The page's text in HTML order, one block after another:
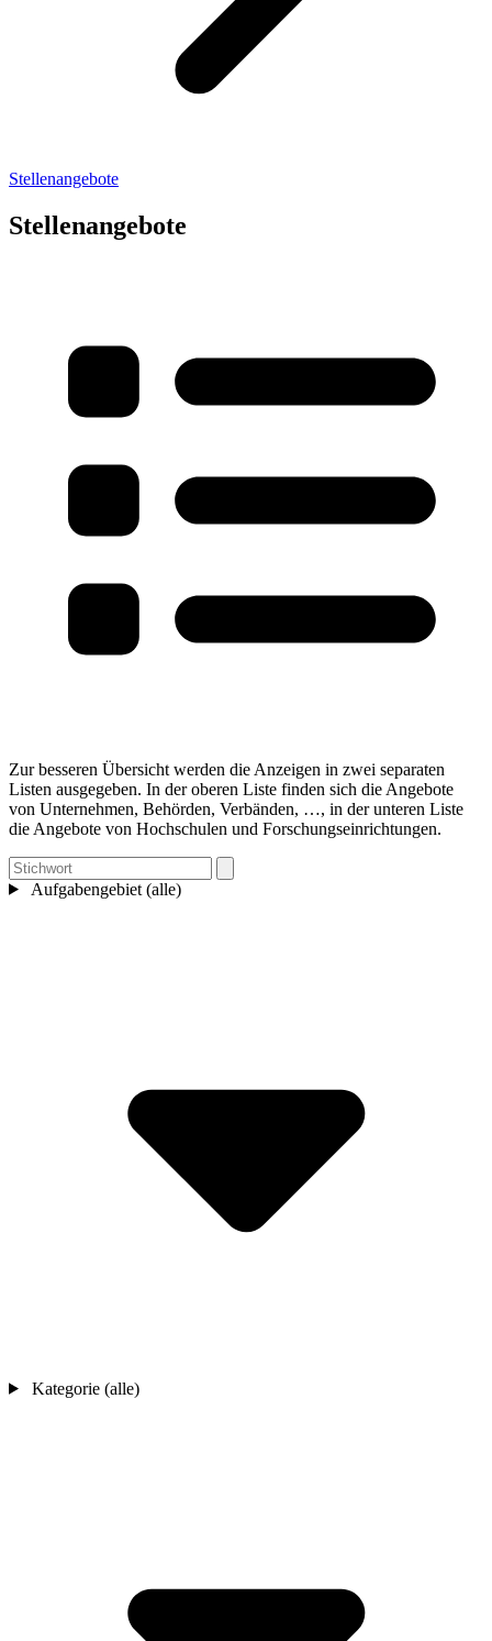
Stellenangebote
Stellenangebote
Zur besseren Übersicht werden die Anzeigen in zwei separaten
Listen ausgegeben. In der oberen Liste finden sich die Angebote
von Unternehmen, Behörden, Verbänden, …, in der unteren Liste
die Angebote von Hochschulen und Forschungseinrichtungen.
Aufgabengebiet (alle)
Kategorie (alle)